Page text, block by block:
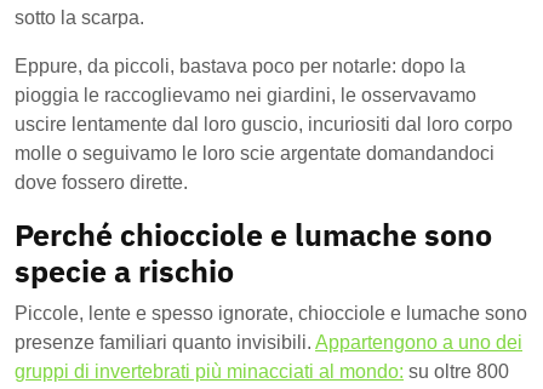
sotto la scarpa.
Eppure, da piccoli, bastava poco per notarle: dopo la
pioggia le raccoglievamo nei giardini, le osservavamo
uscire lentamente dal loro guscio, incuriositi dal loro corpo
molle o seguivamo le loro scie argentate domandandoci
dove fossero dirette.
Perché chiocciole e lumache sono
specie a rischio
Piccole, lente e spesso ignorate, chiocciole e lumache sono
presenze familiari quanto invisibili. Appartengono a uno dei
gruppi di invertebrati più minacciati al mondo: su oltre 800